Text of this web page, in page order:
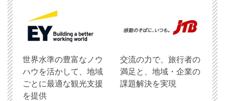
世界水準の豊富なノウ
ハウを活かして、地域
ごとに最適な観光支援
を提供
交流の力で、旅行者の
満足と、地域・企業の
課題解決を実現